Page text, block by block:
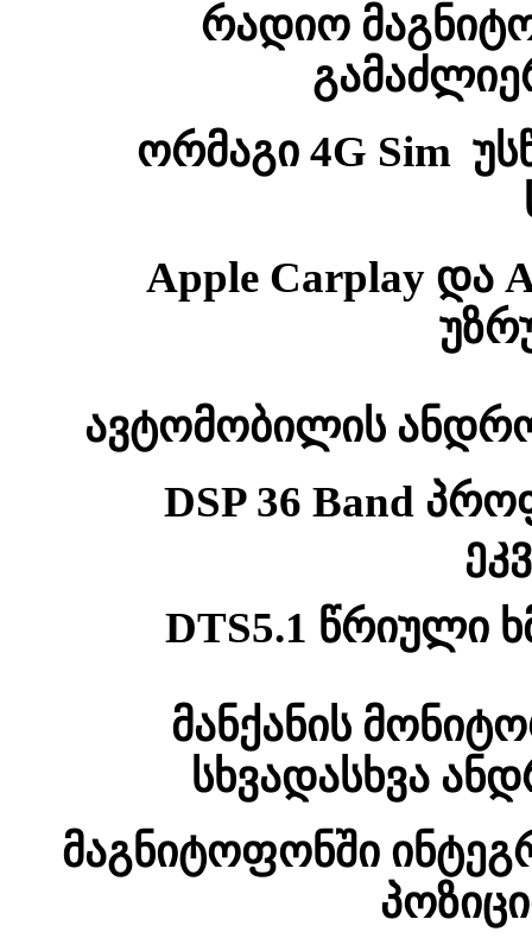
რადიო
ორმაგი 4G Sim
Apple Carplay და
ავტომობილის
DSP 36 Band
DTS5.1 წრიული
მანქანის
სხვადასხვა
მაგნიტოფონში